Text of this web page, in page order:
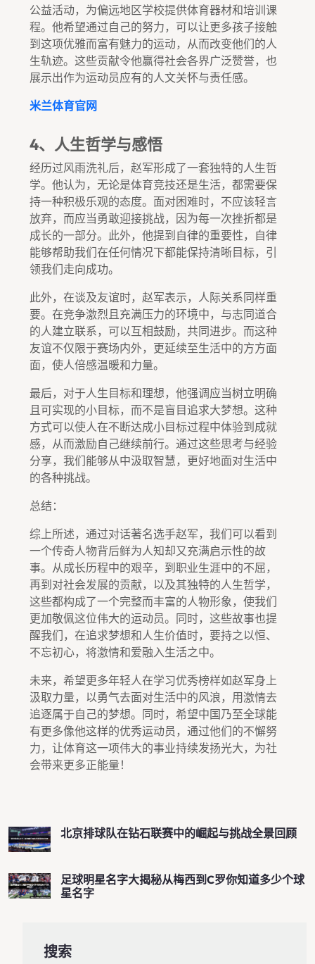
公益活动，为偏远地区学校提供体育器材和培训课
程。他希望通过自己的努力，可以让更多孩子接触
到这项优雅而富有魅力的运动，从而改变他们的人
生轨迹。这些贡献令他赢得社会各界广泛赞誉，也
展示出作为运动员应有的人文关怀与责任感。
米兰体育官网
4、人生哲学与感悟
经历过风雨洗礼后，赵军形成了一套独特的人生哲
学。他认为，无论是体育竞技还是生活，都需要保
持一种积极乐观的态度。面对困难时，不应该轻言
放弃，而应当勇敢迎接挑战，因为每一次挫折都是
成长的一部分。此外，他提到自律的重要性，自律
能够帮助我们在任何情况下都能保持清晰目标，引
领我们走向成功。
此外，在谈及友谊时，赵军表示，人际关系同样重
要。在竞争激烈且充满压力的环境中，与志同道合
的人建立联系，可以互相鼓励，共同进步。而这种
友谊不仅限于赛场内外，更延续至生活中的方方面
面，使人倍感温暖和力量。
最后，对于人生目标和理想，他强调应当树立明确
且可实现的小目标，而不是盲目追求大梦想。这种
方式可以使人在不断达成小目标过程中体验到成就
感，从而激励自己继续前行。通过这些思考与经验
分享，我们能够从中汲取智慧，更好地面对生活中
的各种挑战。
总结：
综上所述，通过对话著名选手赵军，我们可以看到
一个传奇人物背后鲜为人知却又充满启示性的故
事。从成长历程中的艰辛，到职业生涯中的不屈，
再到对社会发展的贡献，以及其独特的人生哲学，
这些都构成了一个完整而丰富的人物形象，使我们
更加敬佩这位伟大的运动员。同时，这些故事也提
醒我们，在追求梦想和人生价值时，要持之以恒、
不忘初心，将激情和爱融入生活之中。
未来，希望更多年轻人在学习优秀榜样如赵军身上
汲取力量，以勇气去面对生活中的风浪，用激情去
追逐属于自己的梦想。同时，希望中国乃至全球能
有更多像他这样的优秀运动员，通过他们的不懈努
力，让体育这一项伟大的事业持续发扬光大，为社
会带来更多正能量！
北京排球队在钻石联赛中的崛起与挑战全景回顾
足球明星名字大揭秘从梅西到C罗你知道多少个球
星名字
搜索